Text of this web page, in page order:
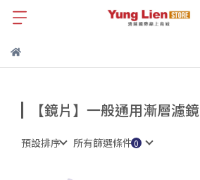
【鏡片】一般通用漸層濾鏡
預設排序 所有篩選條件